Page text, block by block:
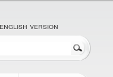
english version